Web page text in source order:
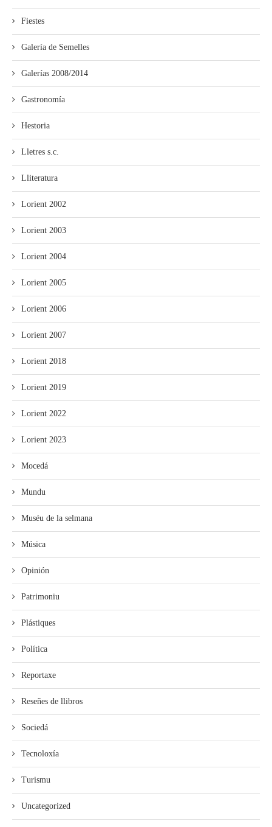
Fiestes
Galería de Semelles
Galerías 2008/2014
Gastronomía
Hestoria
Lletres s.c.
Lliteratura
Lorient 2002
Lorient 2003
Lorient 2004
Lorient 2005
Lorient 2006
Lorient 2007
Lorient 2018
Lorient 2019
Lorient 2022
Lorient 2023
Mocedá
Mundu
Muséu de la selmana
Música
Opinión
Patrimoniu
Plástiques
Política
Reportaxe
Reseñes de llibros
Sociedá
Tecnoloxía
Turismu
Uncategorized